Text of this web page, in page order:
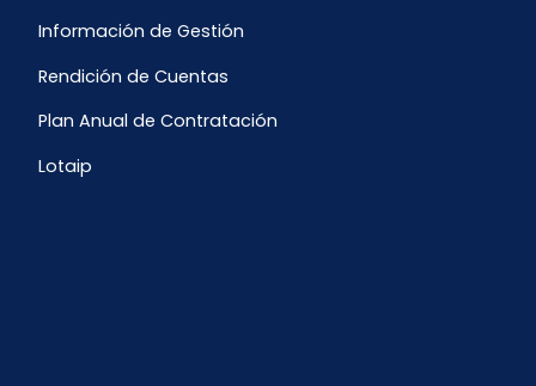
Información de Gestión
Rendición de Cuentas
Plan Anual de Contratación
Lotaip